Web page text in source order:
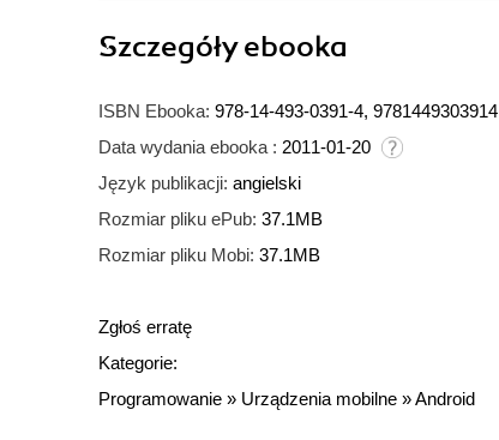
Szczegółyebooka
ISBN Ebooka: 978-14-493-0391-4, 9781449303914
Data wydania ebooka : 2011-01-20
Język publikacji: angielski
Rozmiar pliku ePub: 37.1MB
Rozmiar pliku Mobi: 37.1MB
Zgłoś erratę
Kategorie:
Programowanie » Urządzenia mobilne »Android